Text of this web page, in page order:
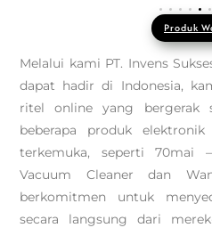
Produk
Melalui kami PT. Invens
dapat hadir di Indonesia,
ritel online yang bergerak
beberapa produk
terkemuka, seperti 70mai
Vacuum Cleaner dan
berkomitmen untuk
secara langsung dari